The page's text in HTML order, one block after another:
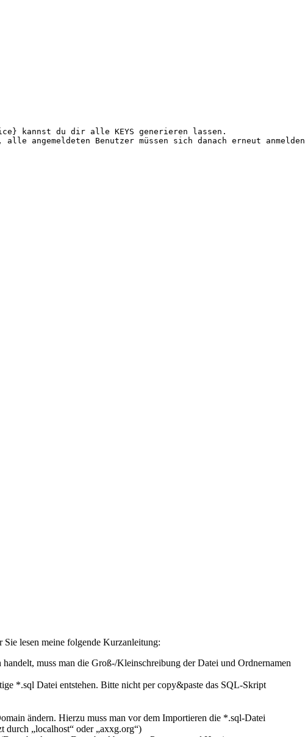
kannst du dir alle KEYS generieren lassen.
angemeldeten Benutzer müssen sich danach erneut
Sie lesen meine folgende Kurzanleitung:
muss man die Groß-/Kleinschreibung der Datei und Ordnernamen
*.sql Datei entstehen. Bitte nicht per copy&paste das SQL-Skript
ändern. Hierzu muss man vor dem Importieren die *.sql-Datei
durch „localhost“ oder „axxg.org“)